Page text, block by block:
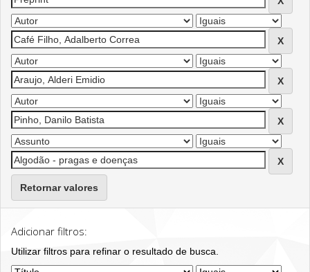
Retornar valores
Adicionar filtros:
Utilizar filtros para refinar o resultado de busca.